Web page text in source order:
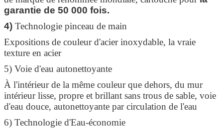
garantie de 50 000 fois.
4) Technologie pinceau de main
Expositions de couleur d'acier inoxydable, la vraie
texture en acier
5) Voie d'eau autonettoyante
À l'intérieur de la même couleur que dehors, du mur
intérieur lisse, propre et brillant sans trous de sable, voie
d'eau douce, autonettoyante par circulation de l'eau
6) Technologie d'Eau-économie